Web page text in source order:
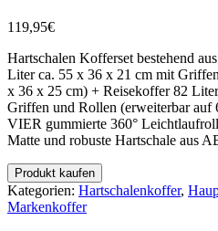
119,95€
Hartschalen Kofferset bestehend
Liter ca. 55 x 36 x 21 cm mit
x 36 x 25 cm) + Reisekoffer 82
Griffen und Rollen (erweiterbar auf
VIER gummierte 360°
Matte und robuste Hartschale aus
Produkt kaufen
Kategorien: Hartschalenkoffer,
Markenkoffer